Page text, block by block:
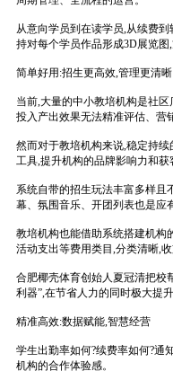
从意向学员到在读学员,从续费
持对每个学员作品形成3D展览图,
简单好用:招生更高效,管理更清晰
当前,大量的中小教培机构是社
投入产出效果无法精准评估、营
然而对于教培机构来说,稳定持
工具,提升机构的品牌影响力和
系统自带的招生玩法丰富多样且
幕、氛围音乐、开团列表也是应
教培机构也能借助系统搭建机构
活动支出等费用类目,分类清晰,
合肥椰壳体育创始人夏冠清把校
利器”,在节省人力的同时极大提升
精准高效:数据赋能,智慧经营
学生出勤率如何?续费率如何?通
机构的合作体验感。